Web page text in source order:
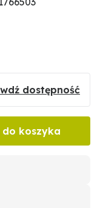
dostępność
do koszyka